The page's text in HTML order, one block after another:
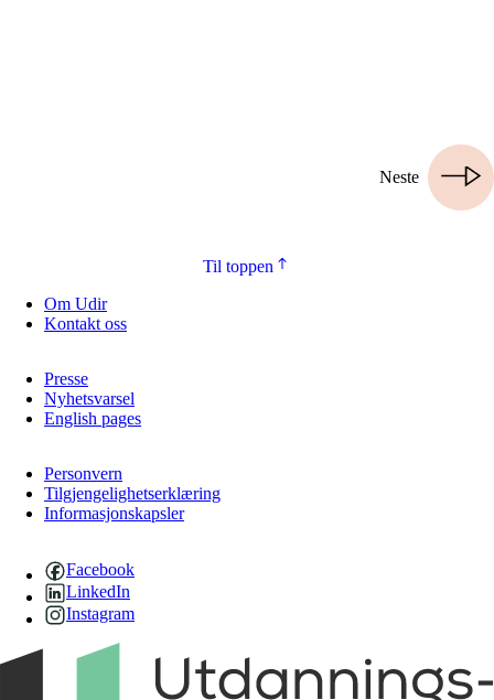
Neste
Til toppen
Om Udir
Kontakt oss
Presse
Nyhetsvarsel
English pages
Personvern
Tilgjengelighetserklæring
Informasjonskapsler
Facebook
LinkedIn
Instagram